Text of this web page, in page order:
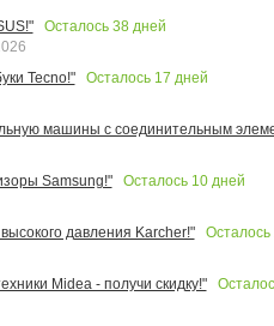
Осталось 38дней
Tecno!"
Осталось 17 дней
машины с соединительным
Samsung!" Осталось 10дней
давления Karcher!" Осталось
Midea - получи скидку!"